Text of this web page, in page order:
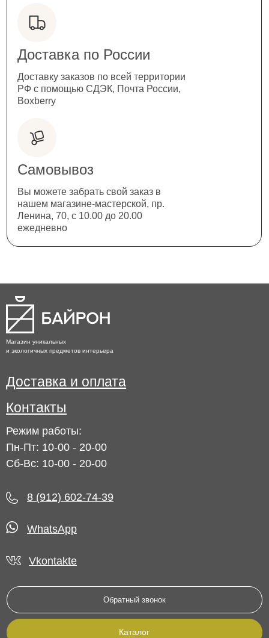
Доставка по России
Доставку заказов по всей территории
РФ с помощью СДЭК, Почта России,
Boxberry
Самовывоз
Вы можете забрать свой заказ в
нашем магазине-мастерской, пр.
Ленина, 70, с 10.00 до 20.00
ежедневно
Магазин уникальных
и экологичных предметов интерьера
Доставка и оплата
Контакты
Режим работы:
Пн-Пт: 10-00 - 20-00
Сб-Вс: 10-00 - 20-00
8 (912) 602-74-39
WhatsApp
Обратный звонок
Каталог
Vkontakte